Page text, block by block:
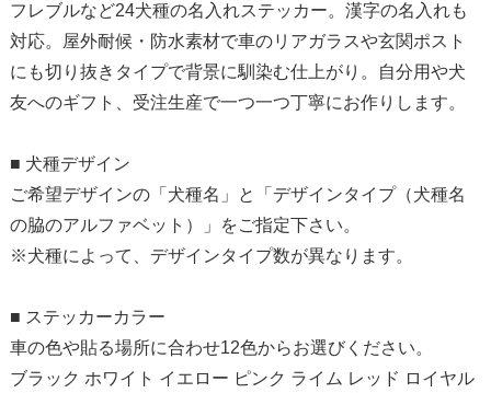
フレブルなど24犬種の名入れステッカー。漢字の名入れも
対応。屋外耐候・防水素材で車のリアガラスや玄関ポスト
にも切り抜きタイプで背景に馴染む仕上がり。自分用や犬
友へのギフト、受注生産で一つ一つ丁寧にお作りします。
■ 犬種デザイン
ご希望デザインの「犬種名」と「デザインタイプ（犬種名
の脇のアルファベット）」をご指定下さい。
※犬種によって、デザインタイプ数が異なります。
■ ステッカーカラー
車の色や貼る場所に合わせ12色からお選びください。
ブラック ホワイト イエロー ピンク ライム レッド ロイヤル